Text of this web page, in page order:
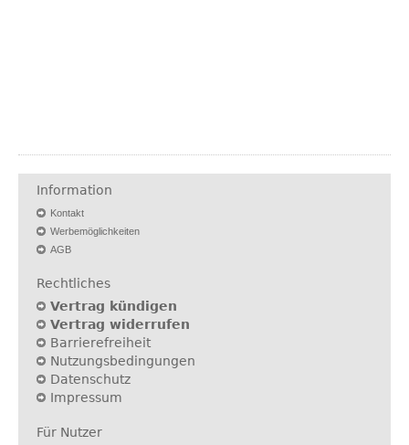
Information
Kontakt
Werbemöglichkeiten
AGB
Rechtliches
Vertrag kündigen
Vertrag widerrufen
Barrierefreiheit
Nutzungsbedingungen
Datenschutz
Impressum
Für Nutzer